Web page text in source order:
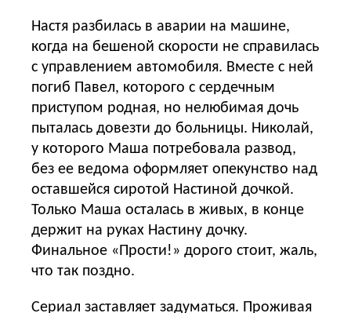
Настя разбилась в аварии на машине,
когда на бешеной скорости не справилась
с управлением автомобиля. Вместе с ней
погиб Павел, которого с сердечным
приступом родная, но нелюбимая дочь
пыталась довезти до больницы. Николай,
у которого Маша потребовала развод,
без ее ведома оформляет опекунство над
оставшейся сиротой Настиной дочкой.
Только Маша осталась в живых, в конце
держит на руках Настину дочку.
Финальное «Прости!» дорого стоит, жаль,
что так поздно.
Сериал заставляет задуматься. Проживая